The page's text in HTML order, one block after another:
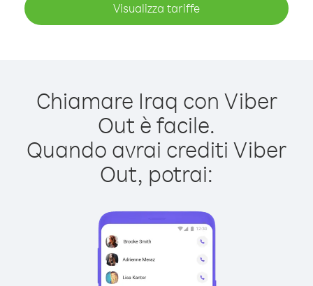
Visualizza tariffe
Chiamare Iraq con Viber
Out è facile.
Quando avrai crediti Viber
Out, potrai: